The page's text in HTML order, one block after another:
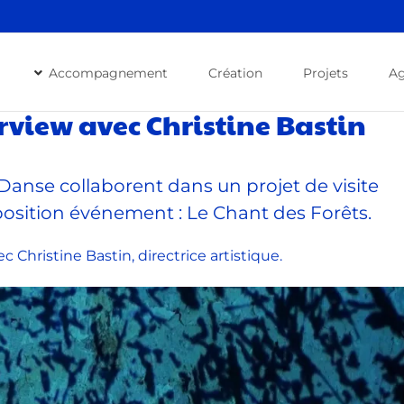
Accompagnement Création Projets
avec Christine Bastin
collaborent dans un projet de visite
événement : Le Chant des Forêts.
Christine Bastin, directrice artistique.